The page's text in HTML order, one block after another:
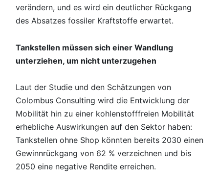
verändern, und es wird ein deutlicher Rückgang
des Absatzes fossiler Kraftstoffe erwartet.
Tankstellen müssen sich einer Wandlung
unterziehen, um nicht unterzugehen
Laut der Studie und den Schätzungen von
Colombus Consulting wird die Entwicklung der
Mobilität hin zu einer kohlenstofffreien Mobilität
erhebliche Auswirkungen auf den Sektor haben:
Tankstellen ohne Shop könnten bereits 2030 einen
Gewinnrückgang von 62 % verzeichnen und bis
2050 eine negative Rendite erreichen.